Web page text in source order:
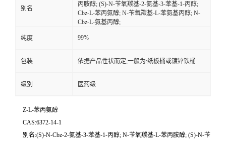
别名
丙胺醇; (S)-N-苄氧羰基-2-氨基-3-苯基-1-丙醇;
Cbz-L-苯丙氨醇; N-苄氧羰基-L-苯氨基丙醇; N-
Cbz-L-氨基丙醇;
纯度 99%
包装 依据产品性状而定,一般为:纸板桶或镀锌铁桶
级别 医药级
Z-L-苯丙氨醇
CAS:6372-14-1
别名:(S)-N-Cbz-2-氨基-3-苯基-1-丙醇; N-苄氧羰基-L-苯丙胺醇; (S)-N-苄